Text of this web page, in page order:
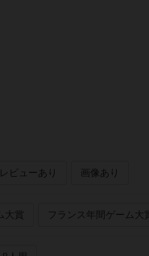
レビューあり 画像あり
賞 フランス年間ゲーム大賞